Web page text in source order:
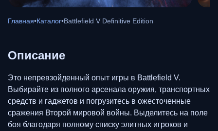
Главная•Каталог•Battlefield V Definitive Edition
Описание
Это непревзойденный опыт игры в Battlefield V.
Выбирайте из полного арсенала оружия, транспортных
средств и гаджетов и погрузитесь в ожесточенные
сражения Второй мировой войны. Выделитесь на поле
боя благодаря полному списку элитных игроков и